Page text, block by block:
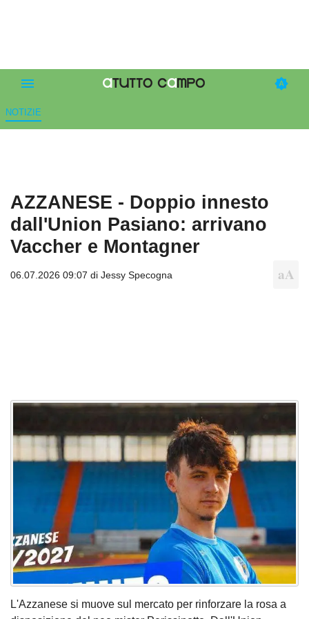
NOTIZIE
AZZANESE - Doppio innesto
dall'Union Pasiano: arrivano
Vaccher e Montagner
06.07.2026 09:07 di Jessy Specogna
L'Azzanese si muove sul mercato per rinforzare la rosa a